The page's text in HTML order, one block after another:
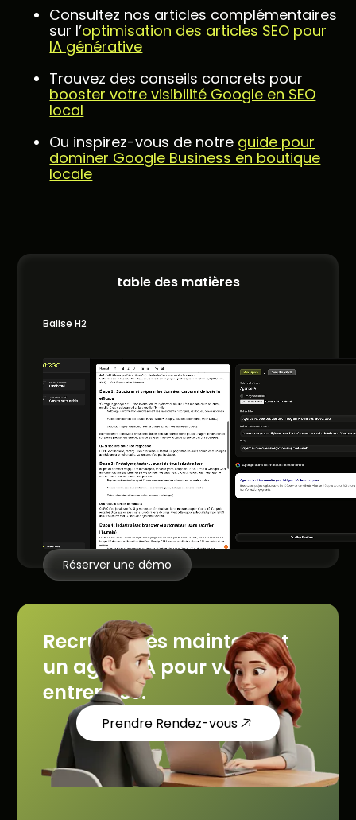
Consultez nos articles complémentaires
sur l’optimisation des articles SEO pour
IA générative
Trouvez des conseils concrets pour
booster votre visibilité Google en SEO
local
Ou inspirez-vous de notre guide pour
dominer Google Business en boutique
locale
table des matières
Balise H2
Réserver une démo
Recrutez dès maintenant
un agent IA pour votre
entreprise.
Prendre Rendez-vous